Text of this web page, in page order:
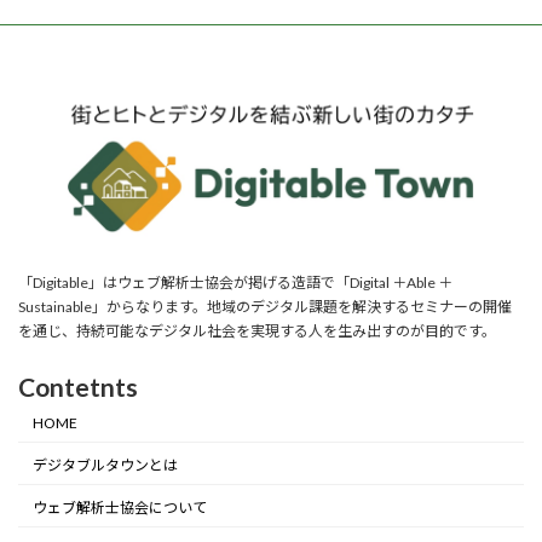
「Digitable」はウェブ解析士協会が掲げる造語で「Digital ＋Able ＋
Sustainable」からなります。地域のデジタル課題を解決するセミナーの開催
を通じ、持続可能なデジタル社会を実現する人を生み出すのが目的です。
Contetnts
HOME
デジタブルタウンとは
ウェブ解析士協会について